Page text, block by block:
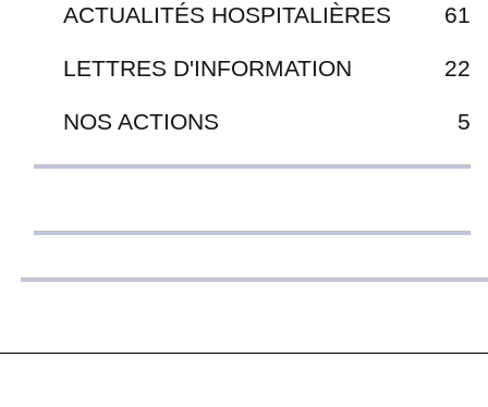
ACTUALITÉS HOSPITALIÈRES 61
LETTRES D'INFORMATION 22
NOS ACTIONS 5